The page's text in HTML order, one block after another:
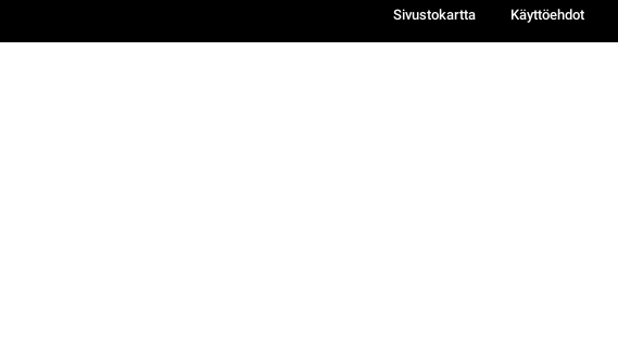
Sivustokartta Käyttöehdot